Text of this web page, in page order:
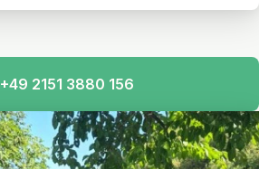
+49 2151 3880 156